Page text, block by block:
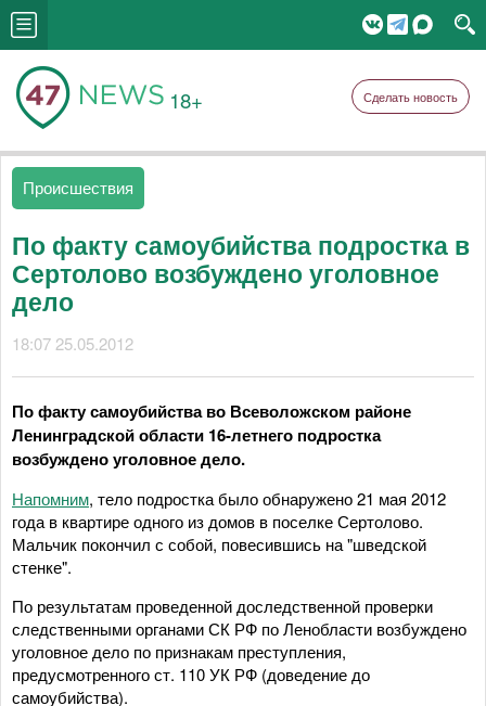
18+ Сделать новость
Происшествия
По факту самоубийства подростка в
Сертолово возбуждено уголовное
дело
18:07 25.05.2012
По факту самоубийства во Всеволожском районе
Ленинградской области 16-летнего подростка
возбуждено уголовное дело.
Напомним, тело подростка было обнаружено 21 мая 2012
года в квартире одного из домов в поселке Сертолово.
Мальчик покончил с собой, повесившись на "шведской
стенке".
По результатам проведенной доследственной проверки
следственными органами СК РФ по Ленобласти возбуждено
уголовное дело по признакам преступления,
предусмотренного ст. 110 УК РФ (доведение до
самоубийства).